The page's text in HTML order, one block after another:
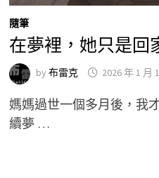
隨筆
在夢裡，她只是回
by 布雷克 2026 年 1 月
媽媽過世一個多月後，我
續夢 …